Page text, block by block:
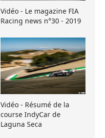
Vidéo - Le magazine FIA
Racing news n°30 - 2019
Vidéo - Résumé de la
course IndyCar de
Laguna Seca